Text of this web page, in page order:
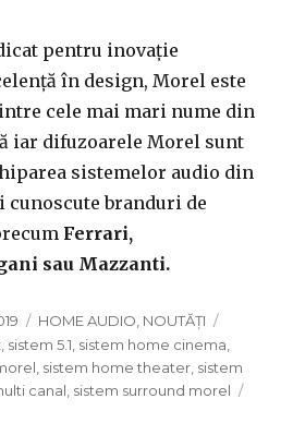
pentru inovație
în design, Morel este
cele mai mari nume din
iar difuzoarele Morel sunt
sistemelor audio din
cunoscute branduri de
Ferrari,
sau Mazzanti.
Categorii
HOME AUDIO, NOUTĂȚI
sistem 5.1 sistem home cinema
sistem home theater sistem
canal sistem surround morel